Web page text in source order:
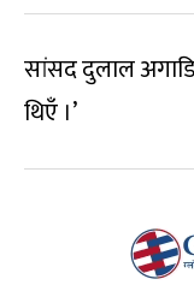
सांसद दुलाल
थिएँ ।’